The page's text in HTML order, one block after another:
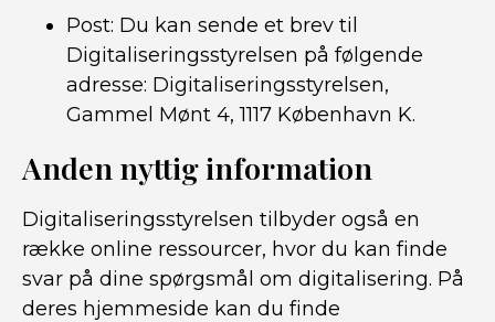
Post: Du kan sende et brev til
Digitaliseringsstyrelsen på følgende
adresse: Digitaliseringsstyrelsen,
Gammel Mønt 4, 1117 København K.
Anden nyttig information
Digitaliseringsstyrelsen tilbyder også en
række online ressourcer, hvor du kan finde
svar på dine spørgsmål om digitalisering. På
deres hjemmeside kan du finde